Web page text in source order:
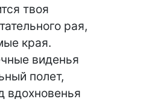
твоя
рая,
края.
виденья
полет,
вдохновенья